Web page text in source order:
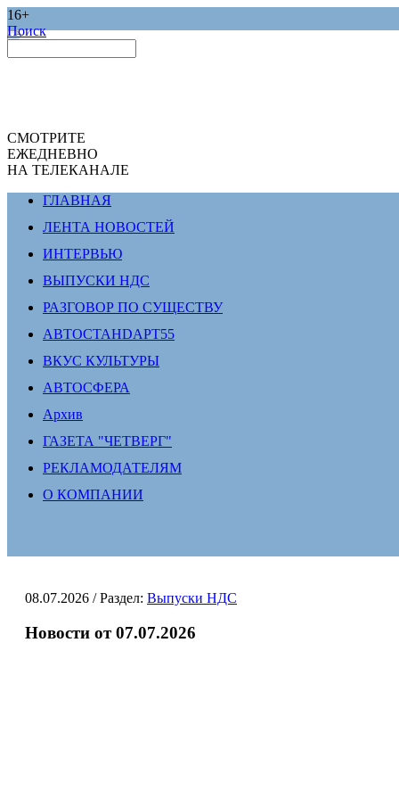
16+
Поиск
СМОТРИТЕ
ЕЖЕДНЕВНО
НА ТЕЛЕКАНАЛЕ
ГЛАВНАЯ
ЛЕНТА НОВОСТЕЙ
ИНТЕРВЬЮ
ВЫПУСКИ НДС
РАЗГОВОР ПО СУЩЕСТВУ
АВТОСТАНDАРТ55
ВКУС КУЛЬТУРЫ
АВТОСФЕРА
Архив
ГАЗЕТА "ЧЕТВЕРГ"
РЕКЛАМОДАТЕЛЯМ
О КОМПАНИИ
08.07.2026 / Раздел: Выпуски НДС
Новости от 07.07.2026